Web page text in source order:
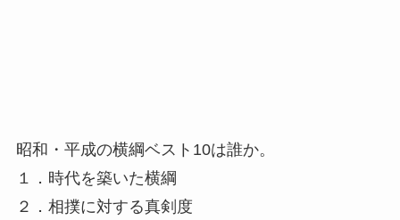
昭和・平成の横綱ベスト10は誰か。
１．時代を築いた横綱
２．相撲に対する真剣度